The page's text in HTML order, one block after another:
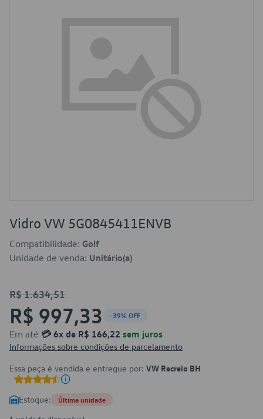
Vidro VW 5G0845411ENVB
Compatibilidade: Golf
Unidade de venda: Unitário(a)
R$ 1.634,51
R$ 997,33 -39% OFF
Em até 💳 6x de R$ 166,22 sem juros
Informações sobre condições de parcelamento
Essa peça é vendida e entregue por: VW Recreio BH
Estoque: Última unidade